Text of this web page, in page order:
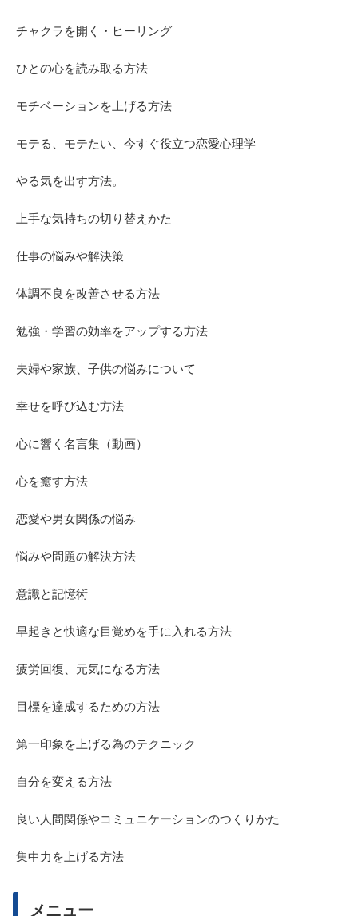
チャクラを開く・ヒーリング
ひとの心を読み取る方法
モチベーションを上げる方法
モテる、モテたい、今すぐ役立つ恋愛心理学
やる気を出す方法。
上手な気持ちの切り替えかた
仕事の悩みや解決策
体調不良を改善させる方法
勉強・学習の効率をアップする方法
夫婦や家族、子供の悩みについて
幸せを呼び込む方法
心に響く名言集（動画）
心を癒す方法
恋愛や男女関係の悩み
悩みや問題の解決方法
意識と記憶術
早起きと快適な目覚めを手に入れる方法
疲労回復、元気になる方法
目標を達成するための方法
第一印象を上げる為のテクニック
自分を変える方法
良い人間関係やコミュニケーションのつくりかた
集中力を上げる方法
メニュー